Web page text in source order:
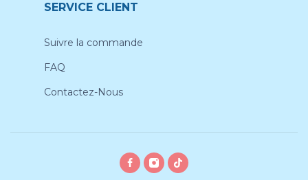
SERVICE CLIENT
Suivre la commande
FAQ
Contactez-Nous